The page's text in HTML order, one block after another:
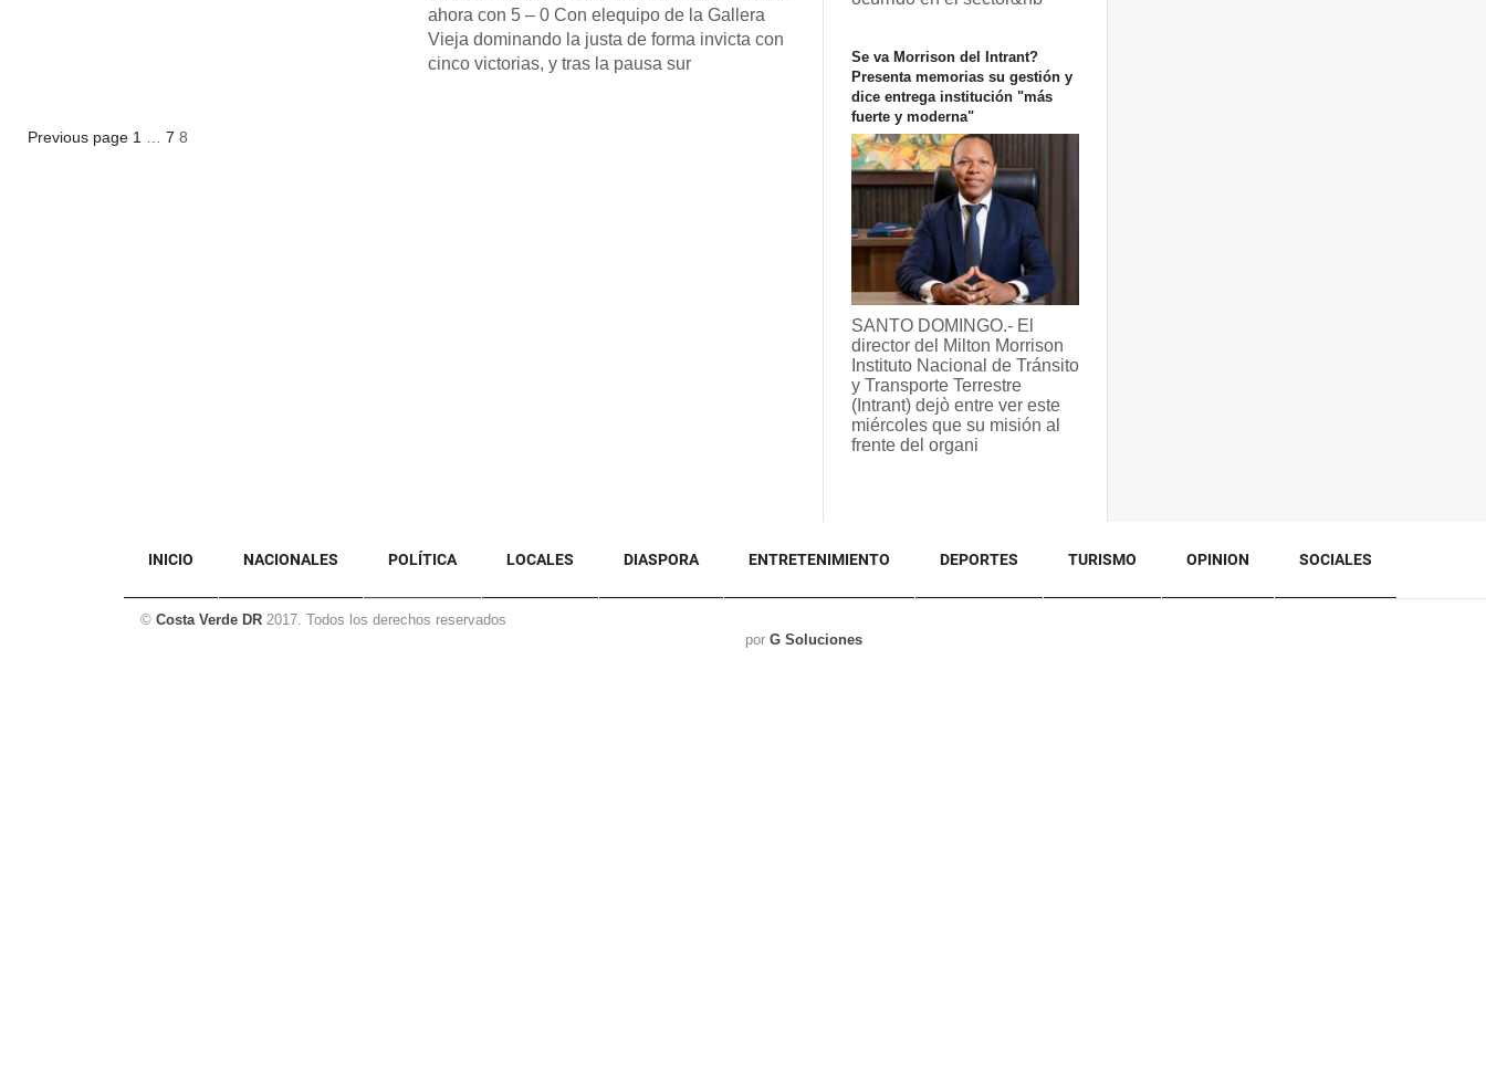
ahora con 5 – 0 Con elequipo de la Gallera
Vieja dominando la justa de forma invicta con
cinco victorias, y tras la pausa sur
Posts
Previous page Page
1 Page
7 Page
8
Se va Morrison del Intrant?
Presenta memorias su gestión y
dice entrega institución "más
fuerte y moderna"
SANTO DOMINGO.- El
director del Milton Morrison
Instituto Nacional de Tránsito
y Transporte Terrestre
(Intrant) dejò entre ver este
miércoles que su misión al
frente del organi
INICIO NACIONALES POLÍTICA LOCALES DIASPORA ENTRETENIMIENTO DEPORTES TURISMO OPINION SOCIALES
© Costa Verde DR 2017. Todos los derechos reservados
por G Soluciones